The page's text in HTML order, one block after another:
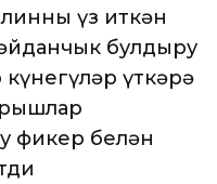
үз иткән
булдыру
үткәрә
фикер белән